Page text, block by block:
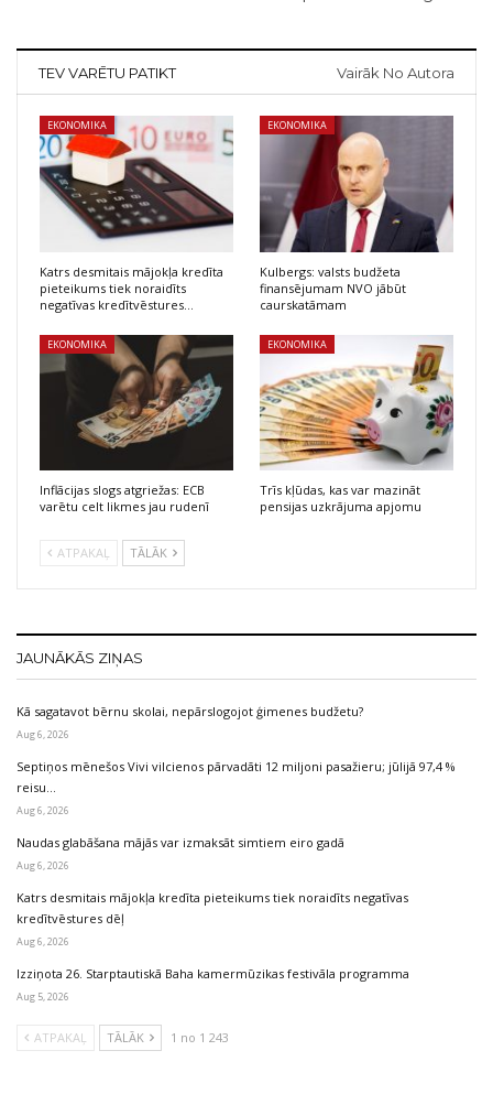
TEV VARĒTU PATIKT Vairāk No Autora
EKONOMIKA
Katrs desmitais mājokļa kredīta
pieteikums tiek noraidīts
negatīvas kredītvēstures…
EKONOMIKA
Kulbergs: valsts budžeta
finansējumam NVO jābūt
caurskatāmam
EKONOMIKA
Inflācijas slogs atgriežas: ECB
varētu celt likmes jau rudenī
EKONOMIKA
Trīs kļūdas, kas var mazināt
pensijas uzkrājuma apjomu
ATPAKAĻ TĀLĀK
JAUNĀKĀS ZIŅAS
Kā sagatavot bērnu skolai, nepārslogojot ģimenes budžetu?
Aug 6, 2026
Septiņos mēnešos Vivi vilcienos pārvadāti 12 miljoni pasažieru; jūlijā 97,4 %
reisu…
Aug 6, 2026
Naudas glabāšana mājās var izmaksāt simtiem eiro gadā
Aug 6, 2026
Katrs desmitais mājokļa kredīta pieteikums tiek noraidīts negatīvas
kredītvēstures dēļ
Aug 6, 2026
Izziņota 26. Starptautiskā Baha kamermūzikas festivāla programma
Aug 5, 2026
ATPAKAĻ TĀLĀK 1 no 1 243